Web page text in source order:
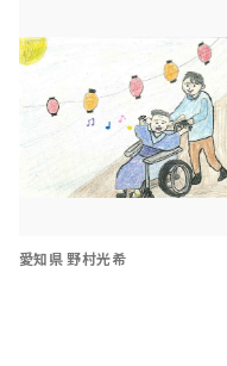
愛知県 野村光希